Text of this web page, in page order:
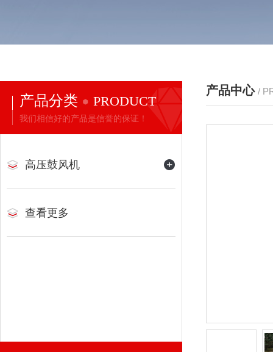
产品分类 PRODUCT
我们相信好的产品是信誉的保证！
高压鼓风机
查看更多
产品中心 /